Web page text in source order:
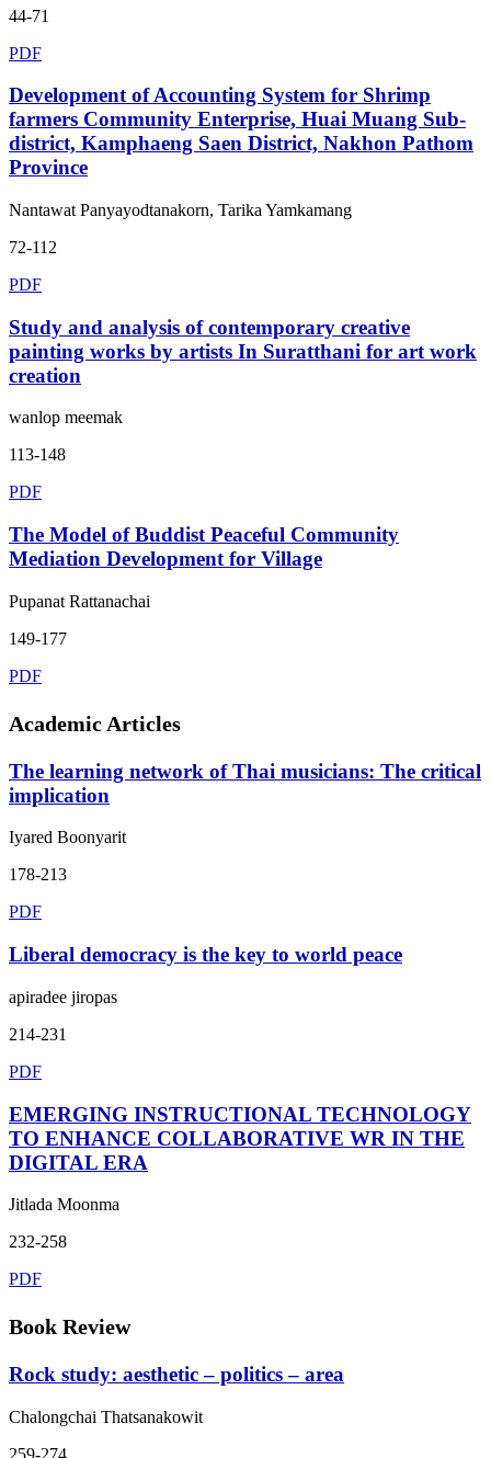
44-71
PDF
Development of Accounting System for Shrimp
farmers Community Enterprise, Huai Muang Sub-
district, Kamphaeng Saen District, Nakhon Pathom
Province
Nantawat Panyayodtanakorn, Tarika Yamkamang
72-112
PDF
Study and analysis of contemporary creative
painting works by artists In Suratthani for art work
creation
wanlop meemak
113-148
PDF
The Model of Buddist Peaceful Community
Mediation Development for Village
Pupanat Rattanachai
149-177
PDF
Academic Articles
The learning network of Thai musicians: The critical
implication
Iyared Boonyarit
178-213
PDF
Liberal democracy is the key to world peace
apiradee jiropas
214-231
PDF
EMERGING INSTRUCTIONAL TECHNOLOGY
TO ENHANCE COLLABORATIVE WR IN THE
DIGITAL ERA
Jitlada Moonma
232-258
PDF
Book Review
Rock study: aesthetic – politics – area
Chalongchai Thatsanakowit
259-274